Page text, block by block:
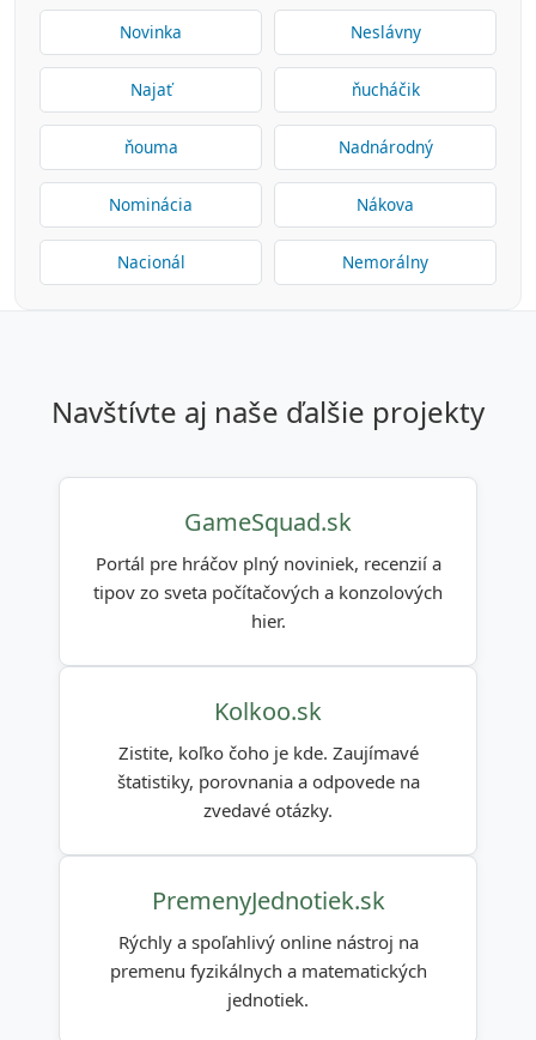
Novinka Neslávny
Najať ňucháčik
ňouma Nadnárodný
Nominácia Nákova
Nacionál Nemorálny
navštívte aj naše ďalšie projekty
GameSquad.sk
Portál pre hráčov plný noviniek, recenzií a
tipov zo sveta počítačových a konzolových
hier.
Kolkoo.sk
Zistite, koľko čoho je kde. Zaujímavé
štatistiky, porovnania a odpovede na
zvedavé otázky.
PremenyJednotiek.sk
Rýchly a spoľahlivý online nástroj na
premenu fyzikálnych a matematických
jednotiek.